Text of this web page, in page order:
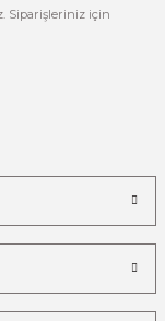
Siparişleriniz için